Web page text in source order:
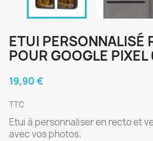
ETUI PERSONNALISÉ
POUR GOOGLE PIXEL
19,90 €
TTC
Etui à personnaliser en recto et
avec vos photos.